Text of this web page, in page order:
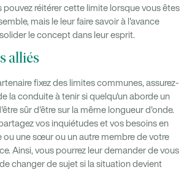
pouvez réitérer cette limite lorsque vous êtes
mais le leur faire savoir à l'avance
le concept dans leur esprit.
alliés
fixez des limites communes, assurez-
la conduite à tenir si quelqu'un aborde un
sûr d'être sur la même longueur d'onde.
vos inquiétudes et vos besoins en
ou une sœur ou un autre membre de votre
Ainsi, vous pourrez leur demander de vous
changer de sujet si la situation devient